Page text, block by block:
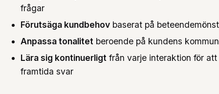
frågar
Förutsäga kundbehov baserat på
Anpassa tonalitet beroende på kundens
Lära sig kontinuerligt från varje interaktion för
framtida svar